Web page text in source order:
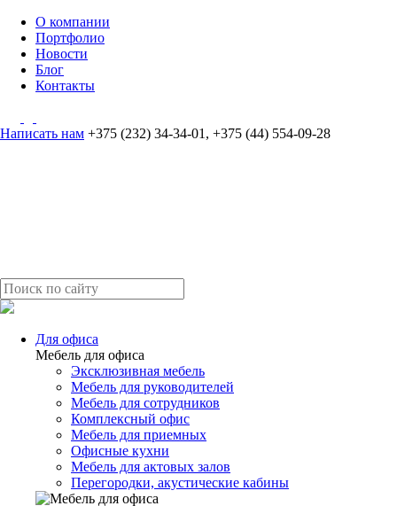
О компании
Портфолио
Новости
Блог
Контакты
Написать нам +375 (232) 34-34-01 , +375 (44) 554-09-28
Для офиса
Мебель для офиса
Эксклюзивная мебель
Мебель для руководителей
Мебель для сотрудников
Комплексный офис
Мебель для приемных
Офисные кухни
Мебель для актовых залов
Перегородки, акустические кабины